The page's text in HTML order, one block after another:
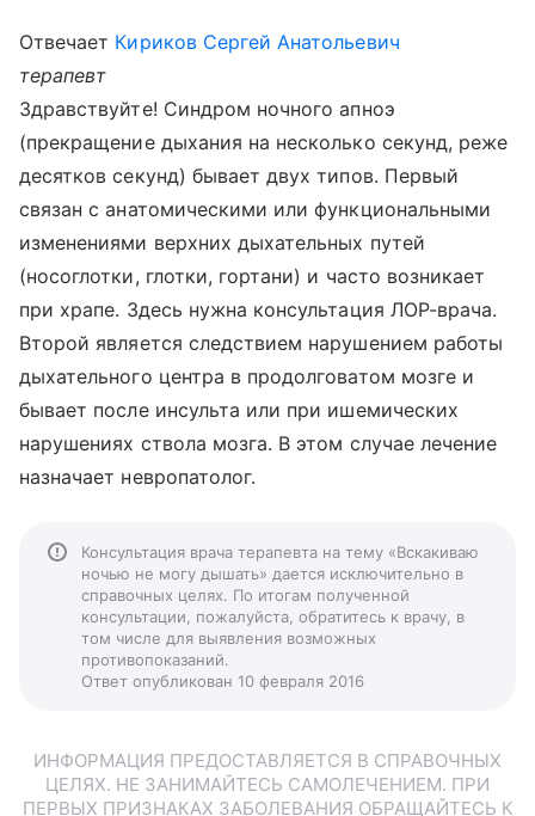
Отвечает Кириков Сергей Анатольевич
терапевт
Здравствуйте! Синдром ночного апноэ
(прекращение дыхания на несколько секунд, реже
десятков секунд) бывает двух типов. Первый
связан с анатомическими или функциональными
изменениями верхних дыхательных путей
(носоглотки, глотки, гортани) и часто возникает
при храпе. Здесь нужна консультация ЛОР-врача.
Второй является следствием нарушением работы
дыхательного центра в продолговатом мозге и
бывает после инсульта или при ишемических
нарушениях ствола мозга. В этом случае лечение
назначает невропатолог.
Консультация врача терапевта на тему «Вскакиваю
ночью не могу дышать» дается исключительно в
справочных целях. По итогам полученной
консультации, пожалуйста, обратитесь к врачу, в
том числе для выявления возможных
противопоказаний.
Ответ опубликован 10 февраля 2016
ИНФОРМАЦИЯ ПРЕДОСТАВЛЯЕТСЯ В СПРАВОЧНЫХ
ЦЕЛЯХ. НЕ ЗАНИМАЙТЕСЬ САМОЛЕЧЕНИЕМ. ПРИ
ПЕРВЫХ ПРИЗНАКАХ ЗАБОЛЕВАНИЯ ОБРАЩАЙТЕСЬ К